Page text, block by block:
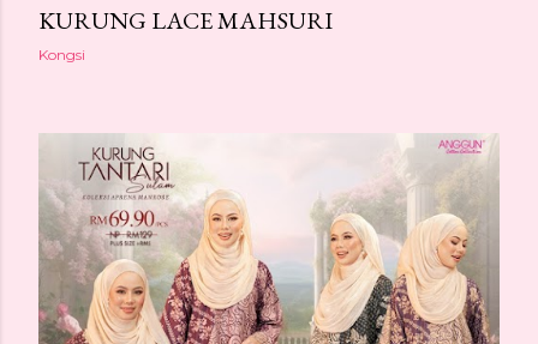
KURUNG LACE MAHSURI
Kongsi